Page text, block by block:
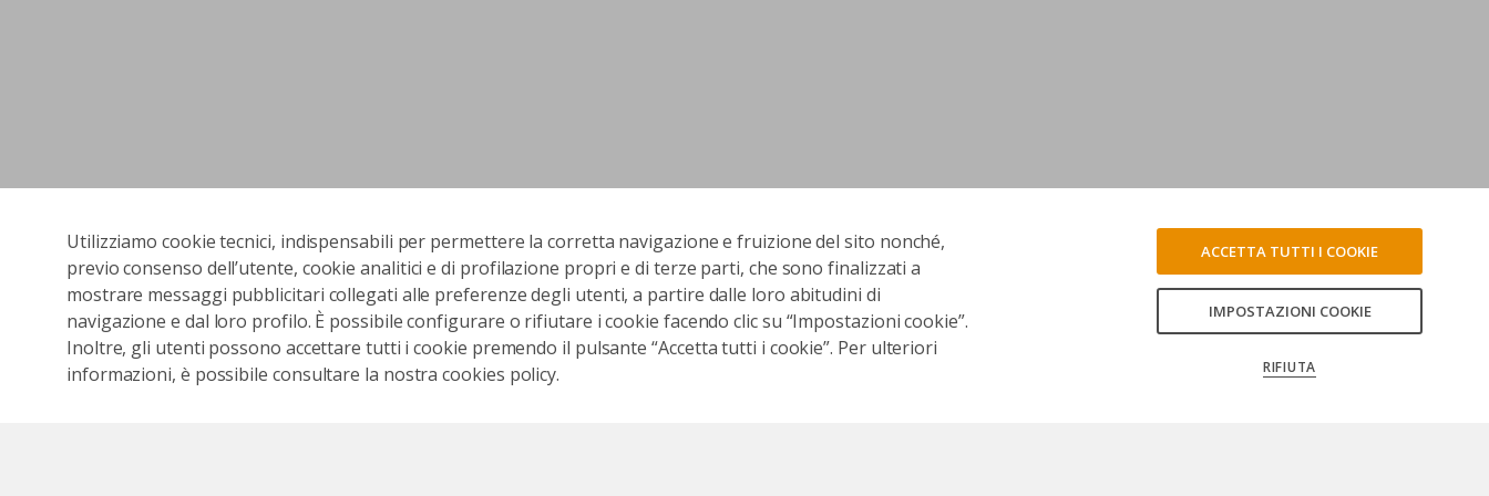
Utilizziamo cookie tecnici, indispensabili per permettere la corretta navigazione e fruizione del sito nonché,
previo consenso dell’utente, cookie analitici e di profilazione propri e di terze parti, che sono finalizzati a
mostrare messaggi pubblicitari collegati alle preferenze degli utenti, a partire dalle loro abitudini di
navigazione e dal loro profilo. È possibile configurare o rifiutare i cookie facendo clic su “Impostazioni cookie”.
Inoltre, gli utenti possono accettare tutti i cookie premendo il pulsante “Accetta tutti i cookie”. Per ulteriori
informazioni, è possibile consultare la nostra cookies policy.
IMPOSTAZIONI COOKIE
RIFIUTA
ACCETTA TUTTI I COOKIE